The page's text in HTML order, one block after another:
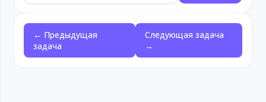
← Предыдущая
задача
Следующая задача
→